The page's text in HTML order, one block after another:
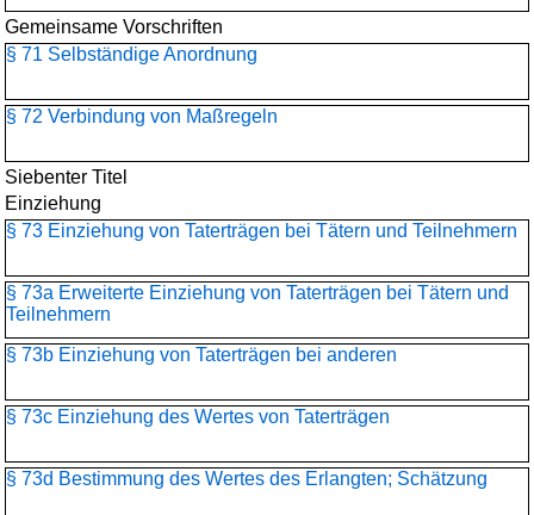
Gemeinsame Vorschriften
§ 71 Selbständige Anordnung
§ 72 Verbindung von Maßregeln
Siebenter Titel
Einziehung
§ 73 Einziehung von Taterträgen bei Tätern und Teilnehmern
§ 73a Erweiterte Einziehung von Taterträgen bei Tätern und
Teilnehmern
§ 73b Einziehung von Taterträgen bei anderen
§ 73c Einziehung des Wertes von Taterträgen
§ 73d Bestimmung des Wertes des Erlangten; Schätzung